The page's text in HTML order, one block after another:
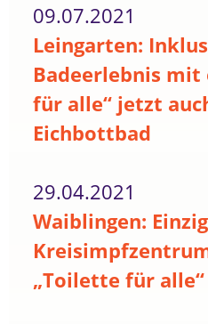
09.07.2021
Leingarten:
Badeerlebnis
für alle“ jetzt
Eichbottbad
29.04.2021
Waiblingen:
„Toilette für alle“